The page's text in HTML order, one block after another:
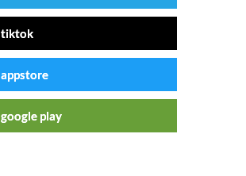
tiktok
appstore
google play